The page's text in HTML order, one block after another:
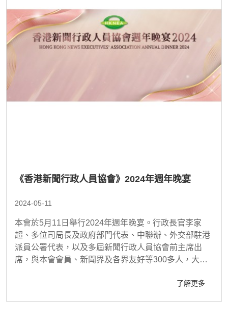
《香港新聞行政人員協會》2024年週年晚宴
2024-05-11
本會於5月11日舉行2024年週年晚宴。行政長官李家
超、多位司局長及政府部門代表、中聯辦、外交部駐港
派員公署代表，以及多屆新聞行政人員協會前主席出
席，與本會會員、新聞界及各界友好等300多人，大家
了解更多